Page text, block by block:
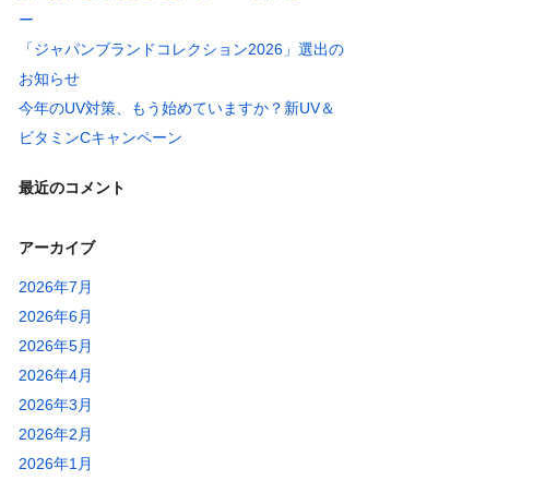
ー
「ジャパンブランドコレクション2026」選出の
お知らせ
今年のUV対策、もう始めていますか？新UV＆
ビタミンCキャンペーン
最近のコメント
アーカイブ
2026年7月
2026年6月
2026年5月
2026年4月
2026年3月
2026年2月
2026年1月